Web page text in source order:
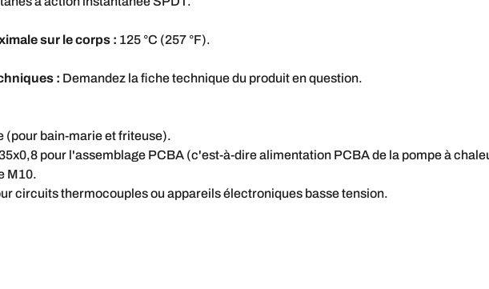
sur le corps : 125 °C (257 °F).
: Demandez la fiche technique du produit en question.
(pour bain-marie et friteuse).
pour l'assemblage PCBA (c'est-à-dire alimentation PCBA de la pompe à
M10.
circuits thermocouples ou appareils électroniques basse tension.